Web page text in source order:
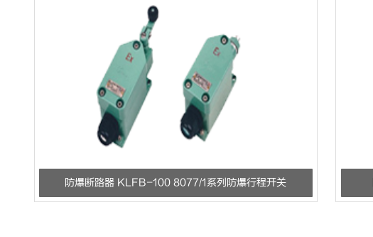
防爆断路器 KLFB-100 8077/1系列防爆行程开关